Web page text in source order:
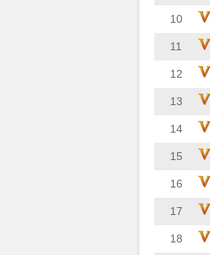
10
11
12
13
14
15
16
17
18